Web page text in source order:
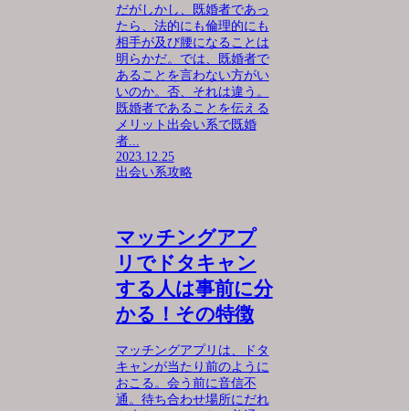
だがしかし、既婚者であっ
たら、法的にも倫理的にも
相手が及び腰になることは
明らかだ。では、既婚者で
あることを言わない方がい
いのか。否、それは違う。
既婚者であることを伝える
メリット出会い系で既婚
者...
2023.12.25
出会い系攻略
マッチングアプ
リでドタキャン
する人は事前に分
かる！その特徴
マッチングアプリは、ドタ
キャンが当たり前のように
おこる。会う前に音信不
通。待ち合わせ場所にだれ